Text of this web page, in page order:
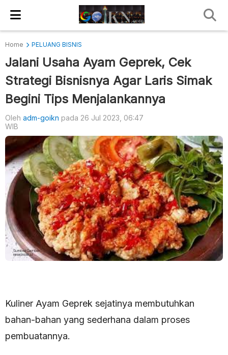
Home PELUANG BISNIS
Jalani Usaha Ayam Geprek, Cek
Strategi Bisnisnya Agar Laris Simak
Begini Tips Menjalankannya
Oleh adm-goikn pada 26 Jul 2023, 06:47
WIB
Kuliner Ayam Geprek sejatinya membutuhkan
bahan-bahan yang sederhana dalam proses
pembuatannya.